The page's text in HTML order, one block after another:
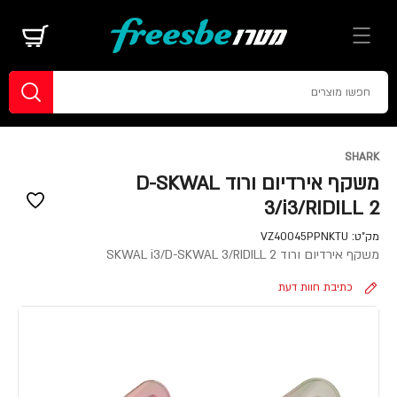
SHARK
משקף אירדיום ורוד D-SKWAL
3/i3/RIDILL 2
מק"ט: VZ40045PPNKTU
משקף אירדיום ורוד SKWAL i3/D-SKWAL 3/RIDILL 2
כתיבת חוות דעת